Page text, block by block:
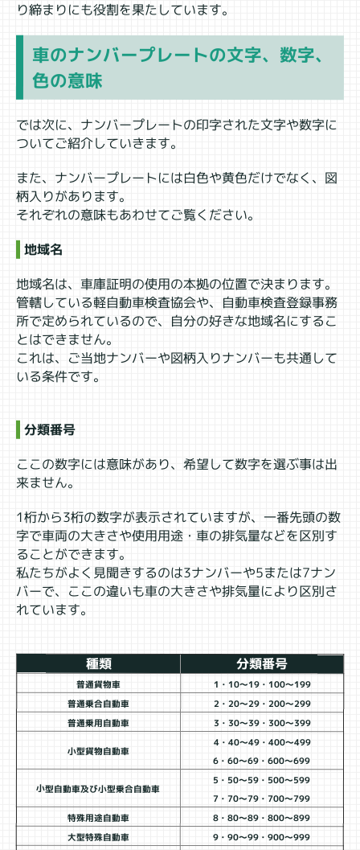
り締まりにも役割を果たしています。
車のナンバープレートの文字、数字、
色の意味
では次に、ナンバープレートの印字された文字や数字に
ついてご紹介していきます。
また、ナンバープレートには白色や黄色だけでなく、図
柄入りがあります。
それぞれの意味もあわせてご覧ください。
地域名
地域名は、車庫証明の使用の本拠の位置で決まります。
管轄している軽自動車検査協会や、自動車検査登録事務
所で定められているので、自分の好きな地域名にするこ
とはできません。
これは、ご当地ナンバーや図柄入りナンバーも共通して
いる条件です。
分類番号
ここの数字には意味があり、希望して数字を選ぶ事は出
来ません。
1桁から3桁の数字が表示されていますが、一番先頭の数
字で車両の大きさや使用用途・車の排気量などを区別す
ることができます。
私たちがよく見聞きするのは3ナンバーや5または7ナン
バーで、ここの違いも車の大きさや排気量により区別さ
れています。
種類 分類番号
普通貨物車 1・10～19・100～199
普通乗合自動車 2・20～29・200～299
普通乗用自動車 3・30～39・300～399
小型貨物自動車
4・40～49・400～499
6・60～69・600～699
小型自動車及び小型乗合自動車
5・50～59・500～599
7・70～79・700～799
特殊用途自動車 8・80～89・800～899
大型特殊自動車 9・90～99・900～999